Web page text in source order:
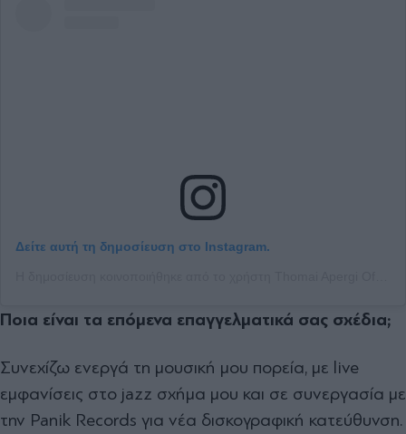
Δείτε αυτή τη δημοσίευση στο Instagram.
Ποια είναι τα επόµενα επαγγελµατικά σας σχέδια;
Συνεχίζω ενεργά τη µουσική µου πορεία, µε live
εµφανίσεις στο jazz σχήµα µου και σε συνεργασία µε
την Panik Records για νέα δισκογραφική κατεύθυνση.